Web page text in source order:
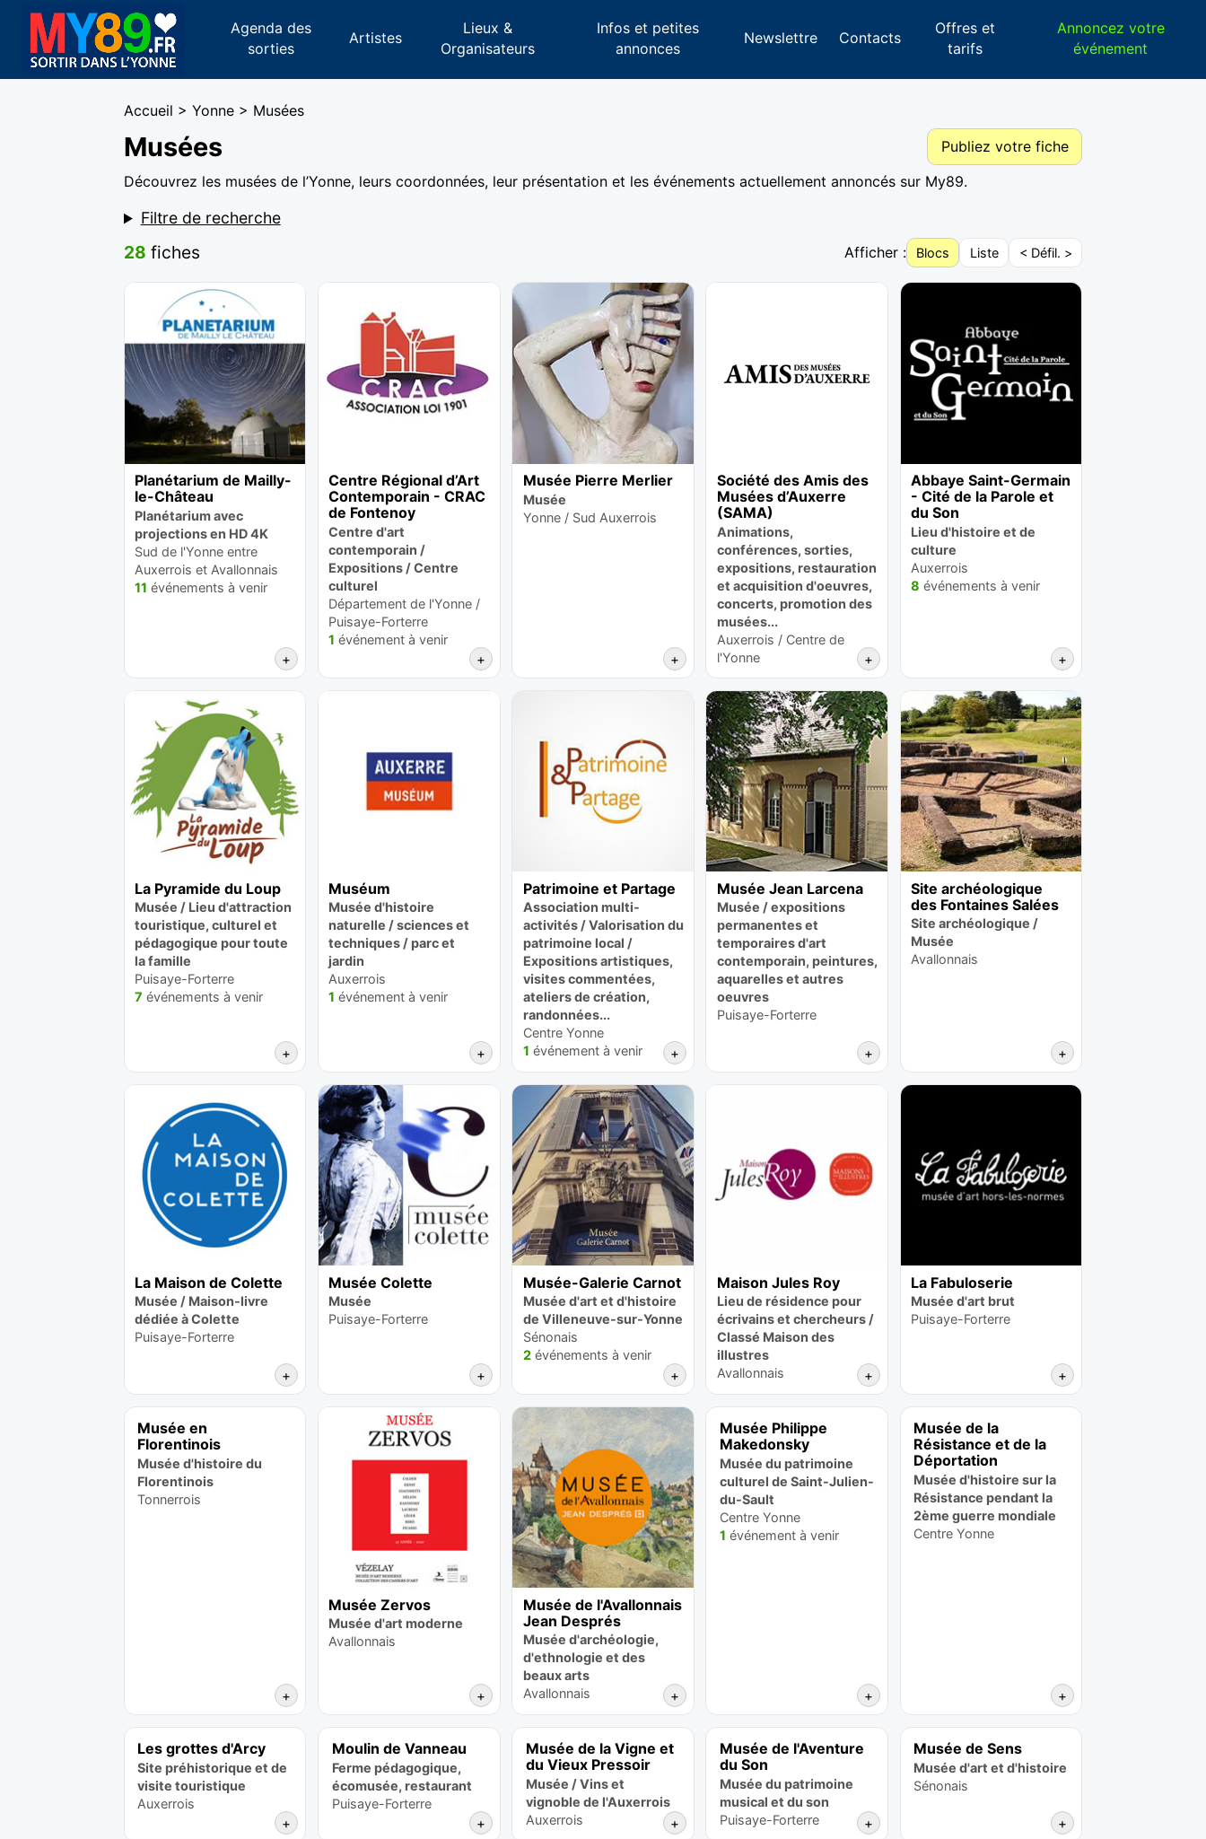
Agenda des
sorties
Artistes
Lieux &
Organisateurs
Infos et petites
annonces
Newslettre Contacts
Offres et
tarifs
Annoncez votre
événement
Accueil > Yonne > Musées
Publiez votre fiche
Musées
Découvrez les musées de l’Yonne, leurs coordonnées, leur présentation et les événements actuellement annoncés sur My89.
Filtre de recherche
28 fiches Afficher : Blocs Liste < Défil. >
Planétarium de Mailly-
le-Château
Planétarium avec
projections en HD 4K
Sud de l'Yonne entre
Auxerrois et Avallonnais
11 événements à venir
+
Centre Régional d’Art
Contemporain - CRAC
de Fontenoy
Centre d'art
contemporain /
Expositions / Centre
culturel
Département de l'Yonne /
Puisaye-Forterre
1 événement à venir
+
Musée Pierre Merlier
Musée
Yonne / Sud Auxerrois
+
Société des Amis des
Musées d’Auxerre
(SAMA)
Animations,
conférences, sorties,
expositions, restauration
et acquisition d'oeuvres,
concerts, promotion des
musées...
Auxerrois / Centre de
l'Yonne
+
Abbaye Saint-Germain
- Cité de la Parole et
du Son
Lieu d'histoire et de
culture
Auxerrois
8 événements à venir
+
La Pyramide du Loup
Musée / Lieu d'attraction
touristique, culturel et
pédagogique pour toute
la famille
Puisaye-Forterre
7 événements à venir
+
Muséum
Musée d'histoire
naturelle / sciences et
techniques / parc et
jardin
Auxerrois
1 événement à venir
+
Patrimoine et Partage
Association multi-
activités / Valorisation du
patrimoine local /
Expositions artistiques,
visites commentées,
ateliers de création,
randonnées...
Centre Yonne
1 événement à venir +
Musée Jean Larcena
Musée / expositions
permanentes et
temporaires d'art
contemporain, peintures,
aquarelles et autres
oeuvres
Puisaye-Forterre
+
Site archéologique
des Fontaines Salées
Site archéologique /
Musée
Avallonnais
+
La Maison de Colette
Musée / Maison-livre
dédiée à Colette
Puisaye-Forterre
+
Musée Colette
Musée
Puisaye-Forterre
+
Musée-Galerie Carnot
Musée d'art et d'histoire
de Villeneuve-sur-Yonne
Sénonais
2événements à venir
+
Maison Jules Roy
Lieu de résidence pour
écrivains et chercheurs /
Classé Maison des
illustres
Avallonnais
+
La Fabuloserie
Musée d'art brut
Puisaye-Forterre
+
Musée en
Florentinois
Musée d'histoire du
Florentinois
Tonnerrois
+
Musée Zervos
Musée d'art moderne
Avallonnais
+
Musée de l'Avallonnais
Jean Després
Musée d'archéologie,
d'ethnologie et des
beaux arts
Avallonnais
+
Musée Philippe
Makedonsky
Musée du patrimoine
culturel de Saint-Julien-
du-Sault
Centre Yonne
1 événement à venir
+
Musée de la
Résistance et de la
Déportation
Musée d'histoire sur la
Résistance pendant la
2ème guerre mondiale
Centre Yonne
+
Les grottes d'Arcy
Site préhistorique et de
visite touristique
Auxerrois
+
Moulin de Vanneau
Ferme pédagogique,
écomusée, restaurant
Puisaye-Forterre
+
Musée de la Vigne et
du Vieux Pressoir
Musée / Vins et
vignoble de l'Auxerrois
Auxerrois
+
Musée de l'Aventure
du Son
Musée du patrimoine
musical et du son
Puisaye-Forterre
+
Musée de Sens
Musée d'art et d'histoire
Sénonais
+